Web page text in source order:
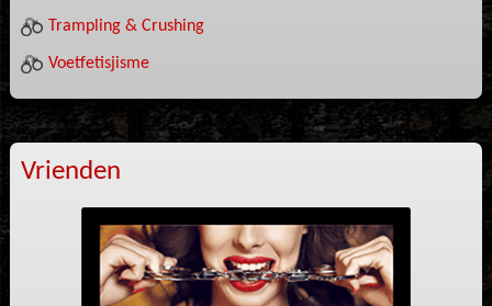
Trampling & Crushing
Voetfetisjisme
Vrienden